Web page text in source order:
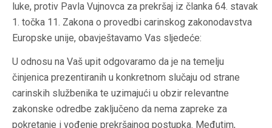
luke, protiv Pavla Vujnovca za prekršaj iz članka 64. stavak
1. točka 11. Zakona o provedbi carinskog zakonodavstva
Europske unije, obavještavamo Vas sljedeće:
U odnosu na Vaš upit odgovaramo da je na temelju
činjenica prezentiranih u konkretnom slučaju od strane
carinskih službenika te uzimajući u obzir relevantne
zakonske odredbe zaključeno da nema zapreke za
pokretanje i vođenje prekršajnog postupka. Međutim,